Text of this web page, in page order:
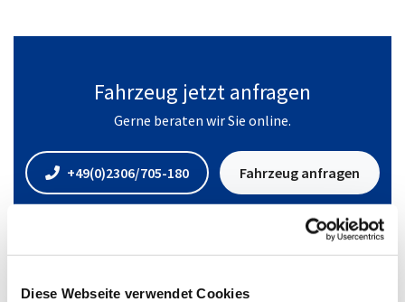
Diese Webseite verwendet Cookies
Fahrzeug jetzt anfragen
Gerne beraten wir Sie online.
+49(0)2306/705-180 Fahrzeug anfragen